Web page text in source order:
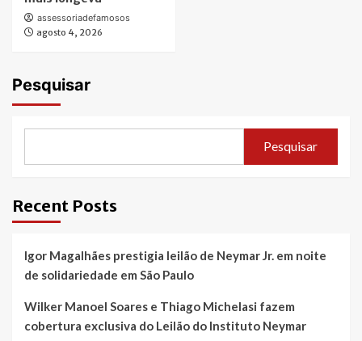
assessoriadefamosos
agosto 4, 2026
Pesquisar
Pesquisar
Recent Posts
Igor Magalhães prestigia leilão de Neymar Jr. em noite
de solidariedade em São Paulo
Wilker Manoel Soares e Thiago Michelasi fazem
cobertura exclusiva do Leilão do Instituto Neymar